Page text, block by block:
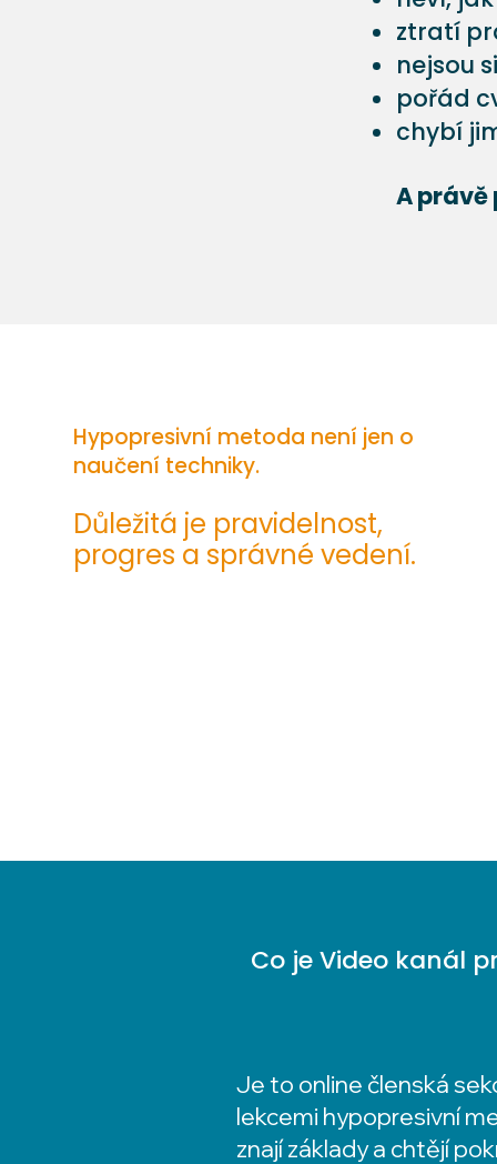
ztratí
nejsou
pořád
chybí
A
Hypopresivní metoda není jen o
naučení techniky.
Důležitá je pravidelnost,
progres a správné vedení.
Co je Video kanál
Je to online členská
lekcemi hypopresivní
znají základy a chtějí